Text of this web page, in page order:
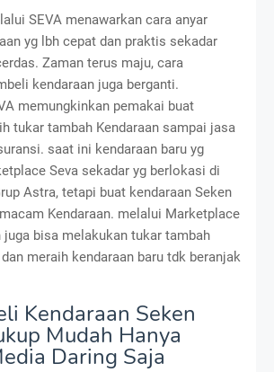
SEVA menawarkan cara anyar
yg lbh cepat dan praktis sekadar
Zaman terus maju, cara
kendaraan juga berganti.
memungkinkan pemakai buat
tukar tambah Kendaraan sampai jasa
saat ini kendaraan baru yg
Seva sekadar yg berlokasi di
Astra, tetapi buat kendaraan Seken
Kendaraan. melalui Marketplace
juga bisa melakukan tukar tambah
meraih kendaraan baru tdk beranjak
Kendaraan Seken
Mudah Hanya
Daring Saja